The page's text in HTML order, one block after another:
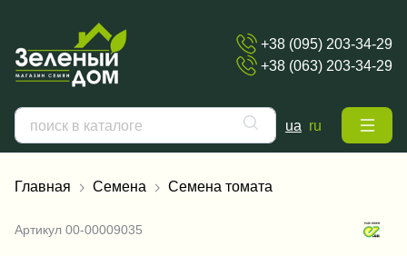
+38 (095) 203-34-29
+38 (063) 203-34-29
ua ru
Главная Семена Семена томата
Артикул 00-00009035